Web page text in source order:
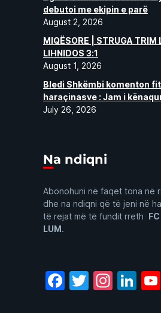
debutoi me ekipin e parë
August 2, 2026
MIQËSORE | STRUGA TRIM
LIHNIDOS 3:1
August 1, 2026
Bledi Shkëmbi komenton
haraçinasve : Jam i
July 26, 2026
Na ndiqni
Abonohuni në faqet tona në
dhe na ndiqni që të jeni në
të rejat më të fundit rreth
LUM.
Facebook
Twitter